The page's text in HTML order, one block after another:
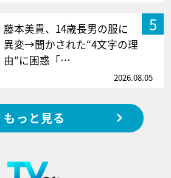
5
藤本美貴、14歳長男の服に
異変→聞かされた“4文字の理
由”に困惑「…
2026.08.05
もっと見る